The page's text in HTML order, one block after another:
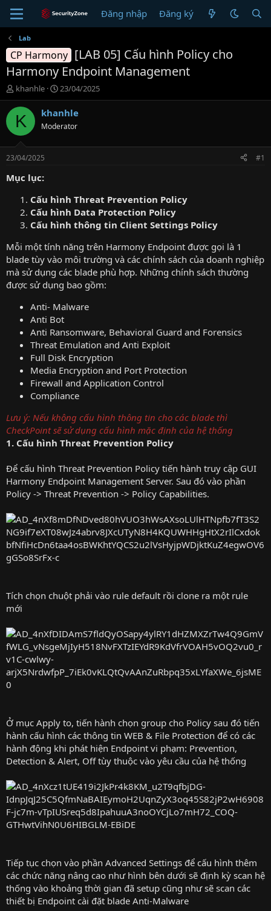
Đăng nhập Đăng ký
Lab
CP Harmony [LAB 05] Cấu hình Policy cho
Harmony Endpoint Management
T
h
r
e
d
s
t
a
r
khanhle
N
g
à
g
23/04/2025
K khanhle
Moderator
23/04/2025 #1
Mục lục:
Cấu hình Threat Prevention Policy
Cấu hình Data Protection Policy
Cấu hình thông tin Client Settings Policy
Mỗi một tính năng trên Harmony Endpoint được gọi là 1
blade tùy vào môi trường và các chính sách của doanh nghiệp
mà sử dụng các blade phù hợp. Những chính sách thường
được sử dụng bao gồm:
Anti- Malware
Anti Bot
Anti Ransomware, Behavioral Guard and Forensics
Threat Emulation and Anti Exploit
Full Disk Encryption
Media Encryption and Port Protection
Firewall and Application Control
Compliance
Lưu ý: Nếu không cấu hình thông tin cho các blade thì
CheckPoint sẽ sử dụng cấu hình mặc định của hệ thống
1. Cấu hình Threat Prevention Policy
Để cấu hình Threat Prevention Policy tiến hành truy cập GUI
Harmony Endpoint Management Server. Sau đó vào phần
Policy -> Threat Prevention -> Policy Capabilities.
Tích chọn chuột phải vào rule default rồi clone ra một rule
mới
Ở mục Apply to, tiến hành chọn group cho Policy sau đó tiến
hành cấu hình các thông tin WEB & File Protection để có các
hành động khi phát hiện Endpoint vi phạm: Prevention,
Detection & Alert, Off tùy thuộc vào yêu cầu của hệ thống
Tiếp tục chọn vào phần Advanced Settings để cấu hình thêm
các chức năng nâng cao như hình bên dưới sẽ định kỳ scan hệ
thống vào khoảng thời gian đã setup cũng như sẽ scan các
thiết bị Endpoint cài đặt blade Anti-Malware